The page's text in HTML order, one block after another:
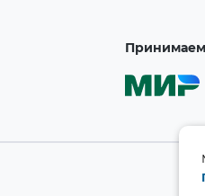
Принимаем